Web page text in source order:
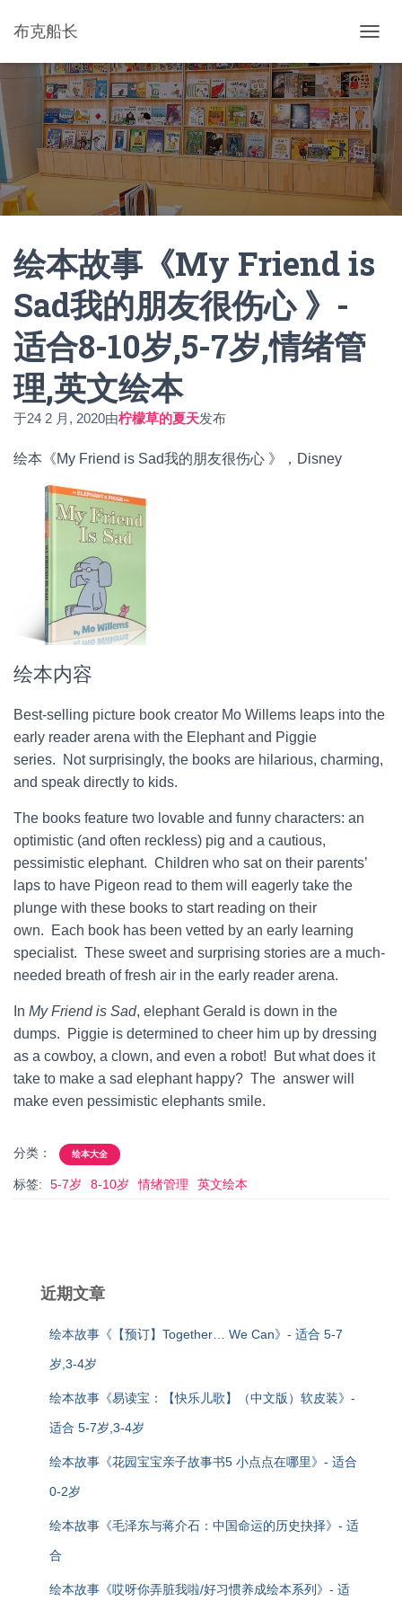
布克船长
换
导
航
绘本故事《My Friend is
Sad我的朋友很伤心 》-
适合8-10岁,5-7岁,情绪管
理,英文绘本
于24 2 月, 2020由柠檬草的夏天发布
绘本《My Friend is Sad我的朋友很伤心 》，Disney
绘本内容
Best-selling picture book creator Mo Willems leaps into the
early reader arena with the Elephant and Piggie
series. Not surprisingly, the books are hilarious, charming,
and speak directly to kids.
The books feature two lovable and funny characters: an
optimistic (and often reckless) pig and a cautious,
pessimistic elephant. Children who sat on their parents’
laps to have Pigeon read to them will eagerly take the
plunge with these books to start reading on their
own. Each book has been vetted by an early learning
specialist. These sweet and surprising stories are a much-
needed breath of fresh air in the early reader arena.
In My Friend is Sad, elephant Gerald is down in the
dumps. Piggie is determined to cheer him up by dressing
as a cowboy, a clown, and even a robot! But what does it
take to make a sad elephant happy? The answer will
make even pessimistic elephants smile.
分类： 绘本大全
标签: 5-7岁 8-10岁 情绪管理 英文绘本
近期文章
绘本故事《【预订】Together… We Can》- 适合 5-7
岁,3-4岁
绘本故事《易读宝：【快乐儿歌】（中文版）软皮装》-
适合 5-7岁,3-4岁
绘本故事《花园宝宝亲子故事书5 小点点在哪里》- 适合
0-2岁
绘本故事《毛泽东与蒋介石：中国命运的历史抉择》- 适
合
绘本故事《哎呀你弄脏我啦/好习惯养成绘本系列》- 适